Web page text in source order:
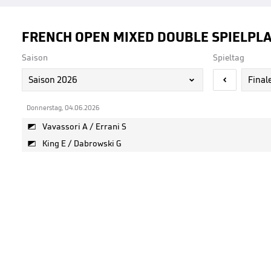
FRENCH OPEN MIXED DOUBLE
Saison
Saison 2026 
Spieltag

Donnerstag, 04.06.2026
 Vavassori A / Errani S
 King E / Dabrowski G